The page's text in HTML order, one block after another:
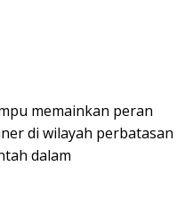
memainkan peran
di wilayah perbatasan
dalam